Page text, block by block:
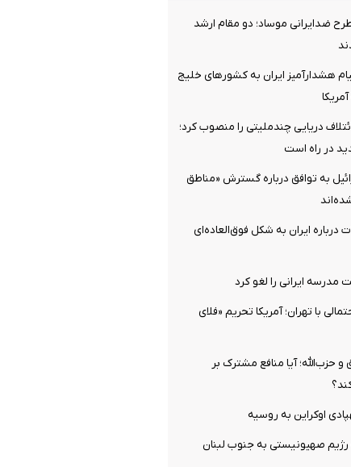
ضدایرانی موساد؛ دو مقام ارشد
هشدارآمیز ایران به کشورهای خلیج
دریایی چندملیتی را منصوب کرد؛
در راه است
به توافق درباره گسترش «مناطق
درباره ایران به شکل فوق‌العاده‌ای
ایرانی را لغو کرد
با تهران؛ آمریکا تحریم «فلای
حزب‌الله؛ آیا منافع مشترک بر